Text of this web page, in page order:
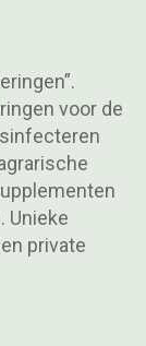
voor de
Unieke
private